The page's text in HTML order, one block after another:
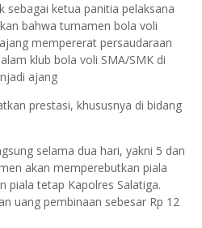
sebagai ketua panitia pelaksana
bahwa turnamen bola voli
mempererat persaudaraan
klub bola voli SMA/SMK di
ajang
prestasi, khususnya di bidang
selama dua hari, yakni 5 dan
akan memperebutkan piala
piala tetap Kapolres Salatiga.
uang pembinaan sebesar Rp 12